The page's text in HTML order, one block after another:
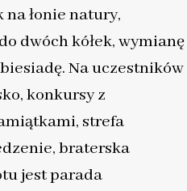
łonie natury,
dwóch kółek, wymianę
Na uczestników
konkursy z
strefa
braterska
jest parada